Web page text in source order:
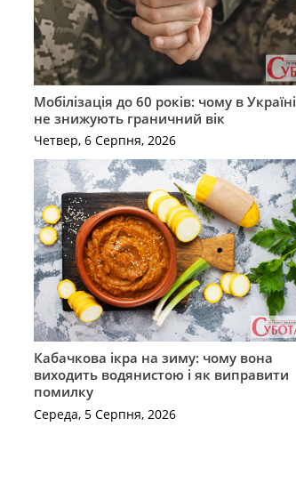
Мобілізація до 60 років: чому в Україні
не знижують граничний вік
Четвер, 6 Серпня, 2026
Кабачкова ікра на зиму: чому вона
виходить водянистою і як виправити
помилку
Середа, 5 Серпня, 2026